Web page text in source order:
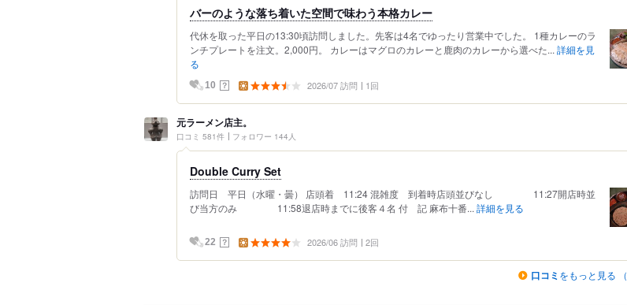
バーのような落ち着いた空間で味わう本格カレー
代休を取った平日の13:30頃訪問しました。先客は4名でゆったり営業中でした。 1種カレーのラ
ンチプレートを注文。2,000円。 カレーはマグロのカレーと鹿肉のカレーから選べた... 詳細を見
る
10 ？ 2026/07 訪問 1回
元ラーメン店主。
口コミ 581件 フォロワー 144人
Double Curry Set
訪問日 平日（水曜・曇） 店頭着 11:24 混雑度 到着時店頭並びなし 11:27開店時並
び当方のみ 11:58退店時までに後客４名 付 記 麻布十番... 詳細を見る
22 ？ 2026/06 訪問 2回
口コミ をもっと見る （